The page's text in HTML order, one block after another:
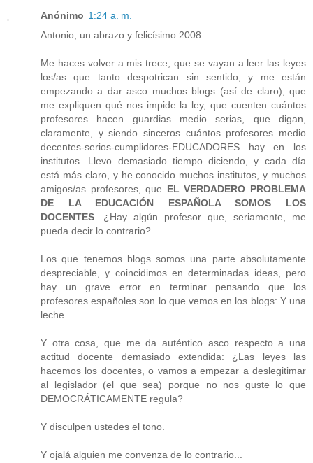
Anónimo 1:24 a. m.
Antonio, un abrazo y felicísimo 2008.
Me haces volver a mis trece, que se vayan a leer las leyes
los/as que tanto despotrican sin sentido, y me están
empezando a dar asco muchos blogs (así de claro), que
me expliquen qué nos impide la ley, que cuenten cuántos
profesores hacen guardias medio serias, que digan,
claramente, y siendo sinceros cuántos profesores medio
decentes-serios-cumplidores-EDUCADORES hay en los
institutos. Llevo demasiado tiempo diciendo, y cada día
está más claro, y he conocido muchos institutos, y muchos
amigos/as profesores, que EL VERDADERO PROBLEMA
DE LA EDUCACIÓN ESPAÑOLA SOMOS LOS
DOCENTES . ¿Hay algún profesor que, seriamente, me
pueda decir lo contrario?
Los que tenemos blogs somos una parte absolutamente
despreciable, y coincidimos en determinadas ideas, pero
hay un grave error en terminar pensando que los
profesores españoles son lo que vemos en los blogs: Y una
leche.
Y otra cosa, que me da auténtico asco respecto a una
actitud docente demasiado extendida: ¿Las leyes las
hacemos los docentes, o vamos a empezar a deslegitimar
al legislador (el que sea) porque no nos guste lo que
DEMOCRÁTICAMENTE regula?
Y disculpen ustedes el tono.
Y ojalá alguien me convenza de lo contrario...